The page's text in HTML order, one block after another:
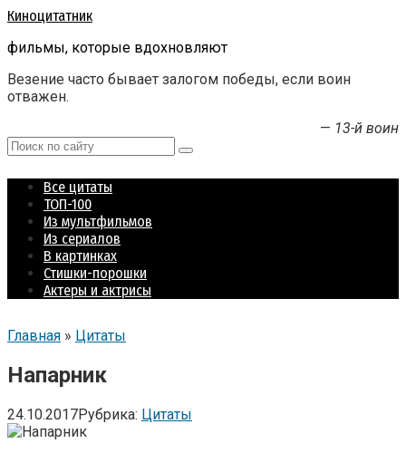
Перейти
контенту
Киноцитатник
фильмы, которые вдохновляют
Везение часто бывает залогом победы, если воин
отважен.
— 13-й воин
Поиск:
Все цитаты
ТОП-100
Из мультфильмов
Из сериалов
В картинках
Стишки-порошки
Актеры и актрисы
Главная » Цитаты
Напарник
24.10.2017Рубрика: Цитаты